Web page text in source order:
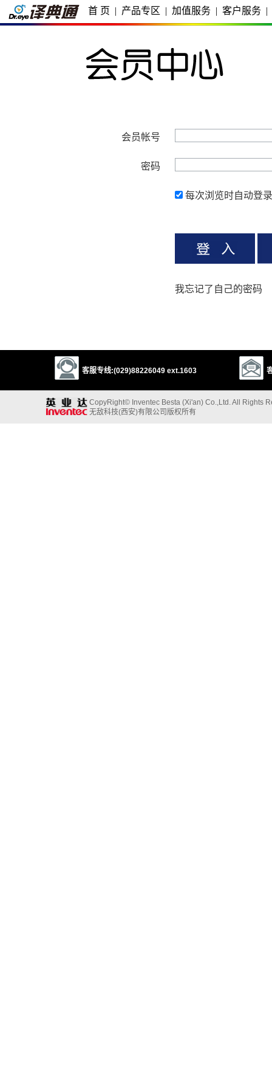
首 页 | 产品专区 | 加值服务 | 客户服务 |
会员帐号
密码
每次浏览时自动登录
我忘记了自己的密码
客服专线:(029)88226049 ext.1603
CopyRight© Inventec Besta (Xi'an) Co.,Ltd. All Rights
无敌科技(西安)有限公司版权所有